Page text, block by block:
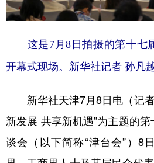
学术中国 乡村振兴
城市 旅游
彩票 娱乐
文化产业
这是7月8日拍摄的第十七
开幕式现场。新华社记者 孙凡
新华社天津7月8日电（记者
新发展 共享新机遇”为主题的
谈会（以下简称“津台会”）8